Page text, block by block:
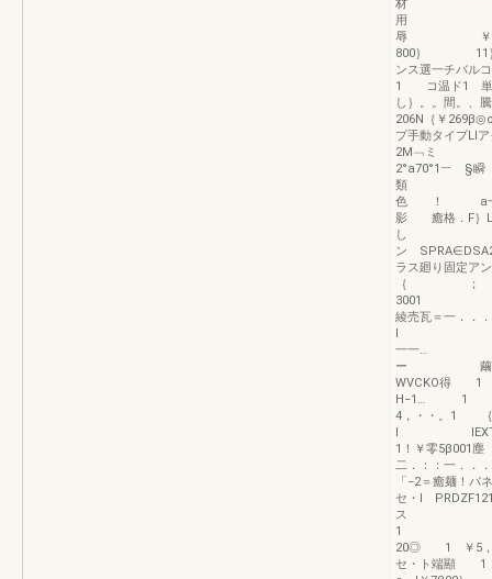
材
用 ｝
辱 ￥
800｝ 11｝合
ンス選一チバル
1 コ温ド1 単懸
し｝。。間。、
206N｛￥
プ手動タイプLl
2M﹁ミ iレ
2°a70°1︸ §瞬
類 i−
色 ！ a一
影 癒格．F｝
し ；2，0
ン
ラス廻り
｛ ；
3001 ￥10，
綾売瓦＝一．．
l lシvイ
一一…
ー 繭樋
WVCKO
H−1… 1 ｝
4，・・。1
l lEXTエ・
1！￥零5β001
二．：：一．．
「−2＝癒麺
セ・l
ス 1柱固
1 ｛シャ
20◎ 1 ￥5
セ・ト端顯